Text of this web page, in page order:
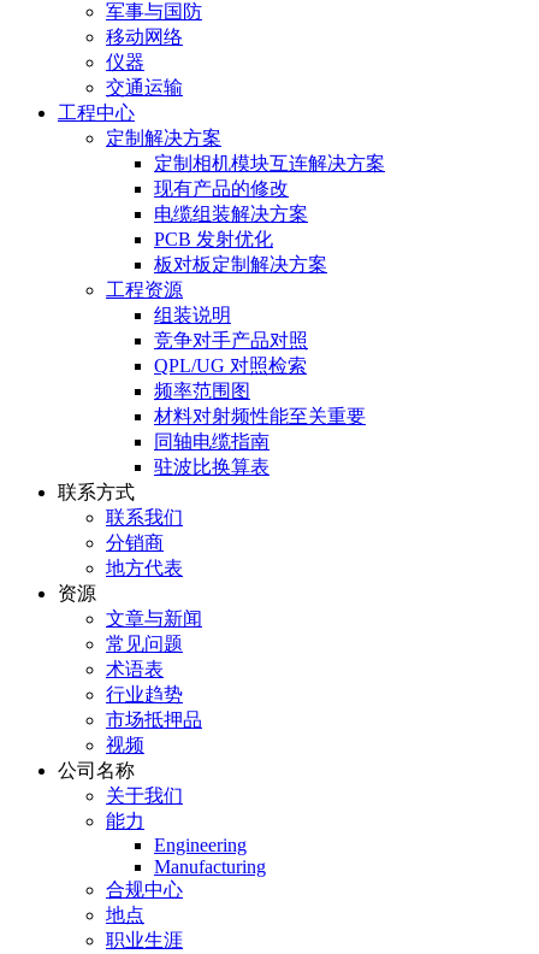
军事与国防
移动网络
仪器
交通运输
工程中心
定制解决方案
定制相机模块互连解决方案
现有产品的修改
电缆组装解决方案
PCB 发射优化
板对板定制解决方案
工程资源
组装说明
竞争对手产品对照
QPL/UG 对照检索
频率范围图
材料对射频性能至关重要
同轴电缆指南
驻波比换算表
联系方式
联系我们
分销商
地方代表
资源
文章与新闻
常见问题
术语表
行业趋势
市场抵押品
视频
公司名称
关于我们
能力
Engineering
Manufacturing
合规中心
地点
职业生涯